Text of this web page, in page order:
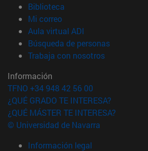
Biblioteca
Mi correo(abre en nueva ventana)
Aula virtual ADI
Búsqueda de personas(abre en
Trabaja con nosotros(abre en
Información
TFNO +34 948 42 56 00
¿QUÉ GRADO TE INTERESA?
¿QUÉ MÁSTER TE INTERESA?
© Universidad de Navarra
Información legal